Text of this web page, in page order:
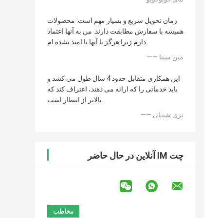
زمان تحویل سریع و بسیار مهم است: محصولات
همیشه با سفارش مطابقت دارند. من به آنها اعتماد
دارم زیرا هرگز با آنها نا امید نشده ام.
—— مین سینا
این همکاری متقابل حدود 4 سال طول می کشد و
باید خدماتی را که ارائه می دهند، اعتراف کند که
بالاتر از انتظار است.
—— تری شیپلی
چت IM آنلاین در حال حاضر